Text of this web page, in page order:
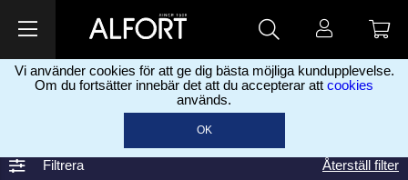
Vi använder cookies för att ge dig bästa möjliga kundupplevelse.
Om du fortsätter innebär det att du accepterar att cookies
används.
OK
Städmaterial & Rengöring >
Filtrera Återställ filter